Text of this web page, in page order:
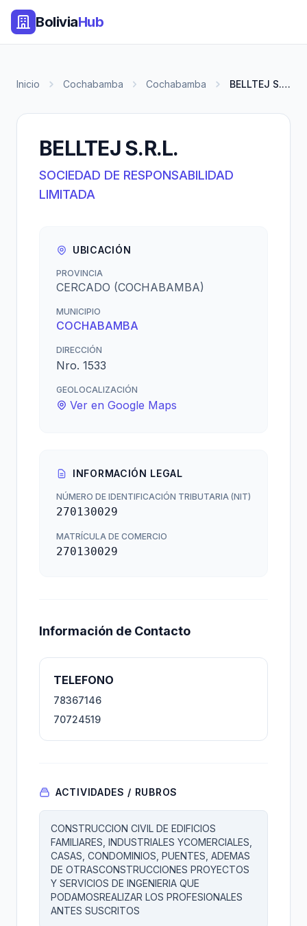
BoliviaHub
Inicio Cochabamba Cochabamba BELLTEJ S.R.L.
BELLTEJ S.R.L.
SOCIEDAD DE RESPONSABILIDAD
LIMITADA
UBICACIÓN
PROVINCIA
CERCADO (COCHABAMBA)
MUNICIPIO
COCHABAMBA
DIRECCIÓN
Nro. 1533
GEOLOCALIZACIÓN
Ver en Google Maps
INFORMACIÓN LEGAL
NÚMERO DE IDENTIFICACIÓN TRIBUTARIA (NIT)
270130029
MATRÍCULA DE COMERCIO
270130029
Información de Contacto
TELEFONO
78367146
70724519
ACTIVIDADES / RUBROS
CONSTRUCCION CIVIL DE EDIFICIOS
FAMILIARES, INDUSTRIALES YCOMERCIALES,
CASAS, CONDOMINIOS, PUENTES, ADEMAS
DE OTRASCONSTRUCCIONES PROYECTOS
Y SERVICIOS DE INGENIERIA QUE
PODAMOSREALIZAR LOS PROFESIONALES
ANTES SUSCRITOS